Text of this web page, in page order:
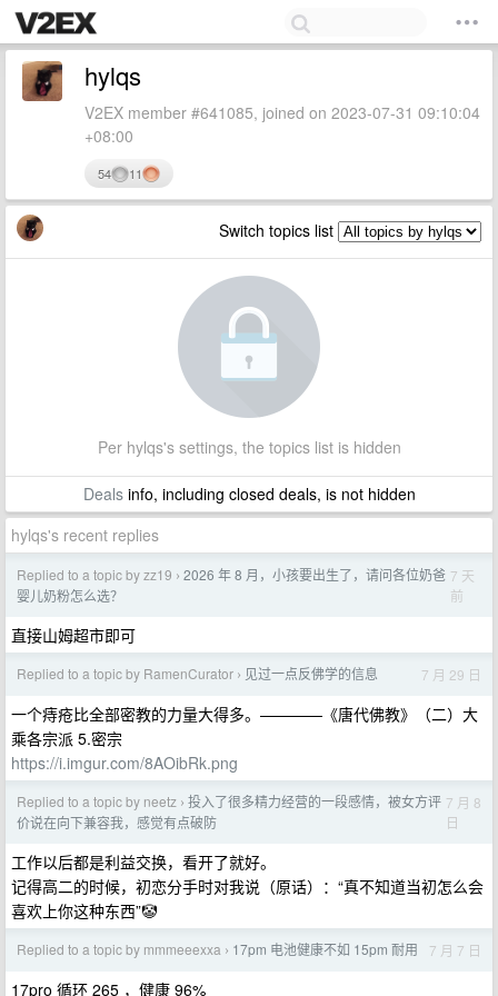
hylqs
V2EX member #641085, joined on 2023-07-31 09:10:04
+08:00
54 11
Switch topics list
Per hylqs's settings, the topics list is hidden
Dealsinfo, including closed deals, is not hidden
hylqs's recent replies
Replied to a topic by zz19 › 2026 年 8 月，小孩要出生了，请问各位奶爸
婴儿奶粉怎么选？
7 天
前
直接山姆超市即可
Replied to a topic by RamenCurator › 见过一点反佛学的信息 7 月 29 日
一个痔疮比全部密教的力量大得多。————《唐代佛教》（二）大
乘各宗派 5.密宗
https://i.imgur.com/8AOibRk.png
Replied to a topic by neetz › 投入了很多精力经营的一段感情，被女方评
价说在向下兼容我，感觉有点破防
7 月 8
日
工作以后都是利益交换，看开了就好。
记得高二的时候，初恋分手时对我说（原话）：“真不知道当初怎么会
喜欢上你这种东西”🤡
Replied to a topic by mmmeeexxa › 17pm 电池健康不如 15pm 耐用 7 月 7 日
17pro 循环 265 ，健康 96%